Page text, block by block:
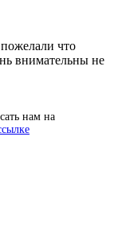
что
внимательны не
нам на